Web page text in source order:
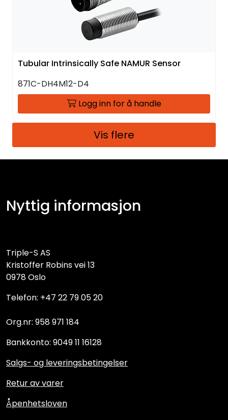
Tubular Intrinsically Safe NAMUR Sensor
871C-DH4M12-D4
Logg inn for å handle
Vis flere
Nyttig informasjon
Triple-S AS
Kristoffer Robins vei 13
0978 Oslo
Telefon: +47 22 79 05 20
Org.nr: 958 971 184
Bankkonto: 9049 11 16128
Salgs- og leveringsbetingelser
Retur av varer
Åpenhetsloven